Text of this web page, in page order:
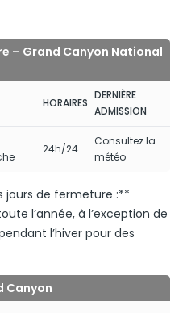
– Grand Canyon National
HORAIRES
DERNIÈRE
ADMISSION
24h/24
Consultez la
météo
jours de fermeture :**
l’année, à l’exception de
l’hiver pour des
Canyon